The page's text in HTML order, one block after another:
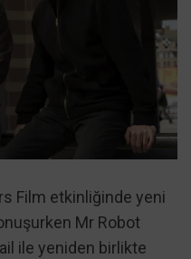
Film etkinliğinde yeni
Mr Robot
ile yeniden birlikte